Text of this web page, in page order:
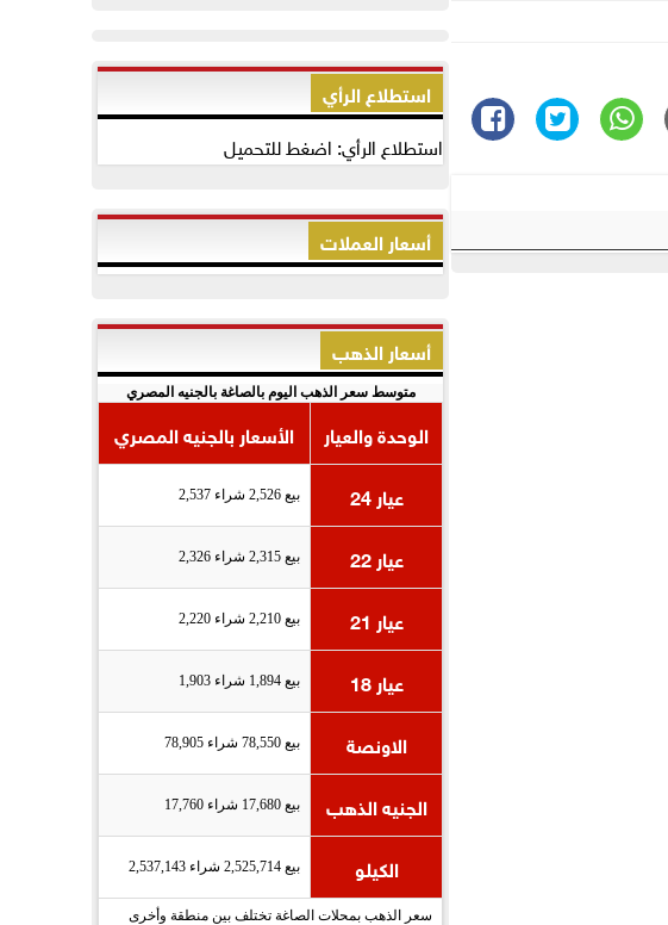
استطلاع الرأي
استطلاع الرأي: اضغط للتحميل
أسعار العملات
أسعار الذهب
متوسط سعر الذهب اليوم بالصاغة بالجنيه المصري
الوحدة والعيار
الأسعار بالجنيه المصري
عيار 24
بيع 2,526 شراء 2,537
عيار 22 بيع 2,315 شراء 2,326
عيار 21 بيع 2,210 شراء 2,220
عيار 18 بيع 1,894 شراء 1,903
الاونصة بيع 78,550 شراء 78,905
الجنيه الذهب بيع 17,680 شراء 17,760
الكيلو بيع 2,525,714 شراء 2,537,143
سعر الذهب بمحلات الصاغة تختلف بين منطقة وأخرى